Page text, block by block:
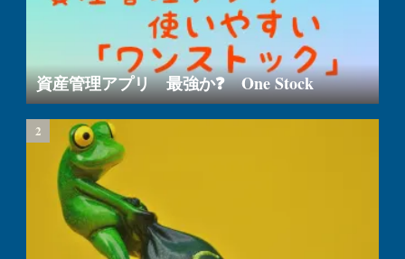
資産管理アプリ 最強か❓ One Stock